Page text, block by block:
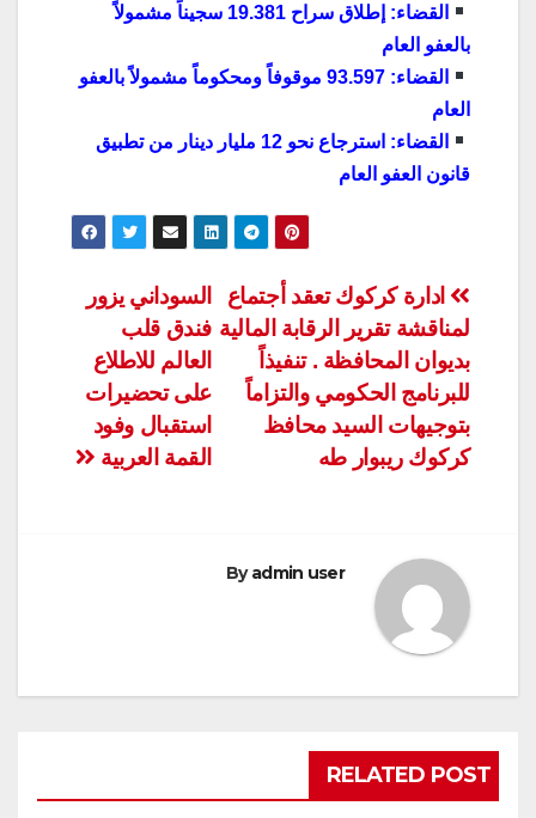
القضاء: إطلاق سراح 19.381 سجيناً مشمولاً
بالعفو العام
القضاء: 93.597 موقوفاً ومحكوماً مشمولاً بالعفو
العام
القضاء: استرجاع نحو 12 مليار دينار من تطبيق
قانون العفو العام
تصفّح
المقالات
السوداني يزور
فندق قلب
العالم للاطلاع
على تحضيرات
استقبال وفود
القمة العربية
ادارة كركوك تعقد أجتماع
لمناقشة تقرير الرقابة المالية
بديوان المحافظة . تنفيذاً
للبرنامج الحكومي والتزاماً
بتوجيهات السيد محافظ
كركوك ريبوار طه
Byadmin user
RELATED POST